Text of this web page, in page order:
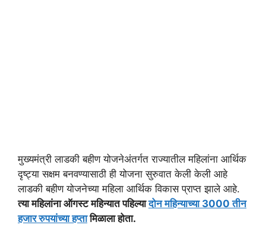
मुख्यमंत्री लाडकी बहीण योजनेअंतर्गत राज्यातील महिलांना आर्थिक
दृष्ट्या सक्षम बनवण्यासाठी ही योजना सुरुवात केली केली आहे
लाडकी बहीण योजनेच्या महिला आर्थिक विकास प्राप्त झाले आहे.
त्या महिलांना ऑगस्ट महिन्यात पहिल्यादोन महिन्याच्या 3000 तीन
हजार रुपयांच्या हप्तामिळाला होता.